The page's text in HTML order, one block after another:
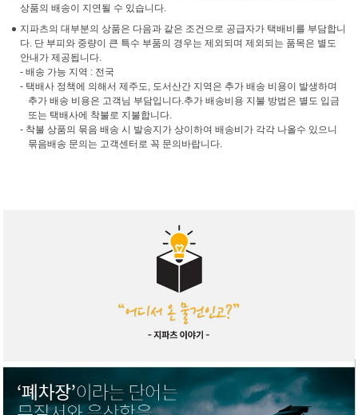
상품의 배송이 지연될 수 있습니다.
지파츠의 대부분의 상품은 다음과 같은 조건으로 공급자가 택배비를 부담합니
다. 단 부피와 중량이 큰 특수 부품의 경우는 제외되며 제외되는 품목은 별도
안내가 제공됩니다.
- 배송 가능 지역 : 전국
- 택배사 정책에 의해서 제주도, 도서산간 지역은 추가 배송 비용이 발생하며
추가 배송 비용은 고객님 부담입니다.추가 배송비용 지불 방법은 별도 입금
또는 택배사에 착불로 지불합니다.
- 착불 상품의 묶음 배송 시 발송지가 상이하여 배송비가 각각 나올수 있으니
묶음배송 문의는 고객센터로 꼭 문의바랍니다.